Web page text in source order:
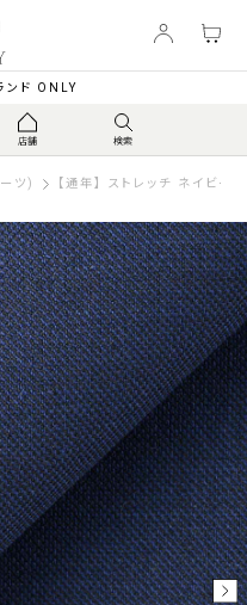
ンド ONLY
ツ) 【通年】 ストレッチ ネイビー